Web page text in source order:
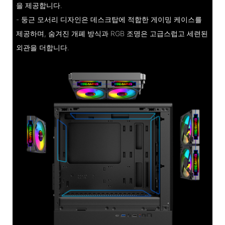
을 제공합니다.
- 둥근 모서리 디자인은 데스크탑에 적합한 게이밍 케이스를
제공하며, 숨겨진 개폐 방식과 RGB 조명은 고급스럽고 세련된
외관을 더합니다.